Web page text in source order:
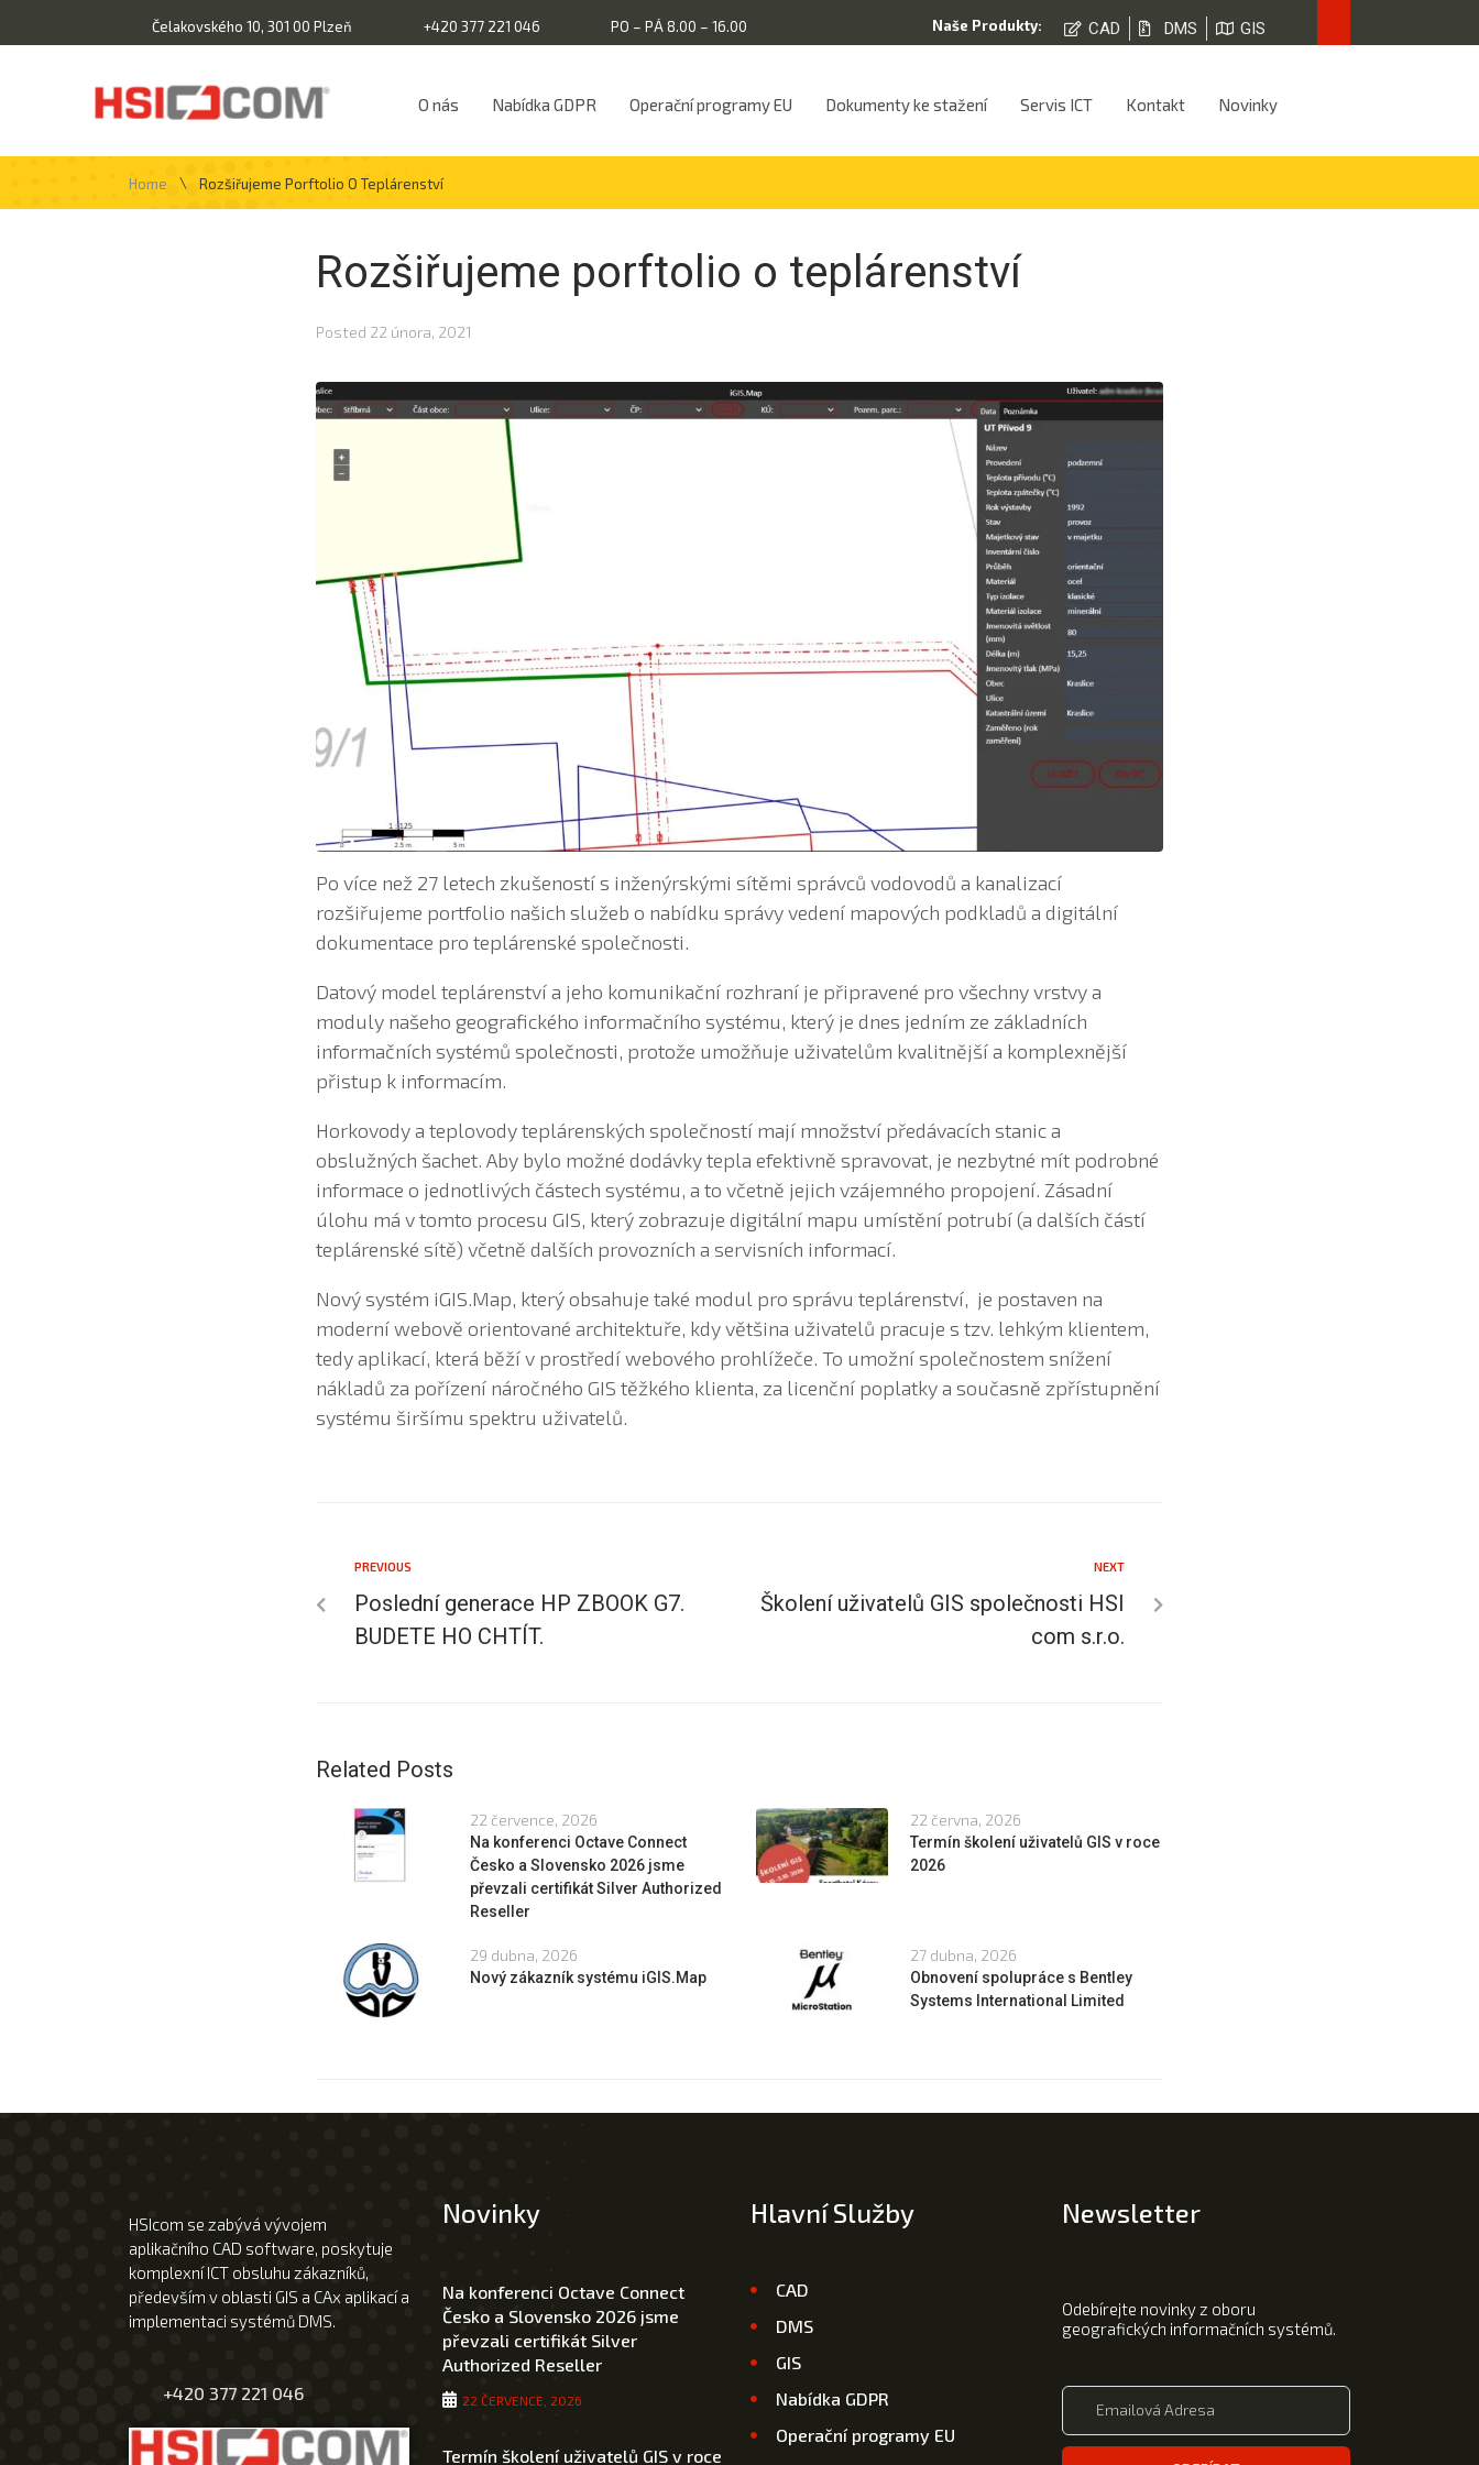
Čelakovského 10, 301 00 Plzeň +420 377 221 046 PO – PÁ 8.00 – 16.00 Naše Produkty: CAD DMS GIS
O nás Nabídka GDPR Operační programy EU Dokumenty ke stažení Servis ICT Kontakt Novinky
Home \ Rozšiřujeme Porftolio O Teplárenství
Rozšiřujeme porftolio o teplárenství
Posted 22 února, 2021
Po více než 27 letech zkušeností s inženýrskými sítěmi správců vodovodů a kanalizací
rozšiřujeme portfolio našich služeb o nabídku správy vedení mapových podkladů a digitální
dokumentace pro teplárenské společnosti.
Datový model teplárenství a jeho komunikační rozhraní je připravené pro všechny vrstvy a
moduly našeho geografického informačního systému, který je dnes jedním ze základních
informačních systémů společnosti, protože umožňuje uživatelům kvalitnější a komplexnější
přistup k informacím.
Horkovody a teplovody teplárenských společností mají množství předávacích stanic a
obslužných šachet. Aby bylo možné dodávky tepla efektivně spravovat, je nezbytné mít podrobné
informace o jednotlivých částech systému, a to včetně jejich vzájemného propojení. Zásadní
úlohu má v tomto procesu GIS, který zobrazuje digitální mapu umístění potrubí (a dalších částí
teplárenské sítě) včetně dalších provozních a servisních informací.
Nový systém iGIS.Map, který obsahuje také modul pro správu teplárenství, je postaven na
moderní webově orientované architektuře, kdy většina uživatelů pracuje s tzv. lehkým klientem,
tedy aplikací, která běží v prostředí webového prohlížeče. To umožní společnostem snížení
nákladů za pořízení náročného GIS těžkého klienta, za licenční poplatky a současně zpřístupnění
systému širšímu spektru uživatelů.
PREVIOUS
Poslední generace HP ZBOOK G7.
BUDETE HO CHTÍT.
NEXT
Školení uživatelů GIS společnosti HSI
com s.r.o.
Related Posts
22 července, 2026
Na konferenci Octave Connect
Česko a Slovensko 2026 jsme
převzali certifikát Silver Authorized
Reseller
22 června, 2026
Termín školení uživatelů GIS v roce
2026
29 dubna, 2026
Nový zákazník systému iGIS.Map
27 dubna, 2026
Obnovení spolupráce s Bentley
Systems International Limited
HSIcom se zabývá vývojem
aplikačního CAD software, poskytuje
komplexní ICT obsluhu zákazníků,
především v oblasti GIS a CAx aplikací a
implementaci systémů DMS.
+420 377 221 046
Novinky
Na konferenci Octave Connect
Česko a Slovensko 2026 jsme
převzali certifikát Silver
Authorized Reseller
22 ČERVENCE, 2026
Termín školení uživatelů GIS v roce
Hlavní Služby
CAD
DMS
GIS
Nabídka GDPR
Operační programy EU
Newsletter
Odebírejte novinky z oboru
geografických informačních systémů.